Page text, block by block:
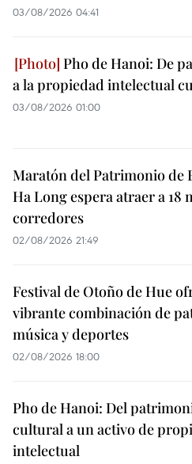
03/08/2026 04:41
Pho de Hanoi: De
a la propiedad intelectual
03/08/2026 01:00
Maratón del Patrimonio de
Ha Long espera atraer a 18
corredores
02/08/2026 21:49
Festival de Otoño de Hue
vibrante combinación de
música y deportes
02/08/2026 18:00
Pho de Hanoi: Del
cultural a un activo de
intelectual